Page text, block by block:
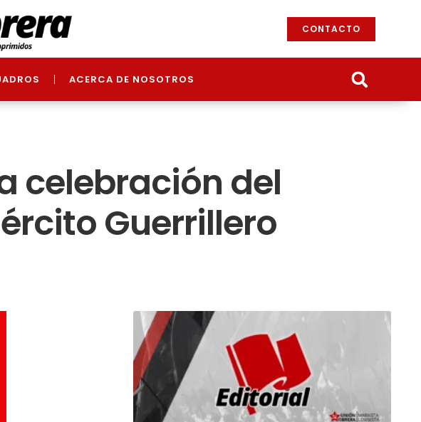
CONTACTO
ACERCA DE NOSOTROS
celebración del
Guerrillero